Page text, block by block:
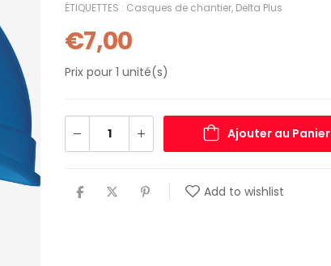
ÉTIQUETTES : Casques de chantier, Delta Plus
€7,00
Prix pour 1 unité(s)
Ajouter au Panier
Add to wishlist